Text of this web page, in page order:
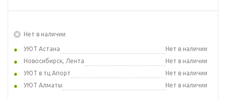
Нет в наличии
УЮТ Астана
Нет в наличии
Новосибирск, Лента
Нет в наличии
УЮТ в тц Апорт
Нет в наличии
УЮТ Алматы
Нет в наличии